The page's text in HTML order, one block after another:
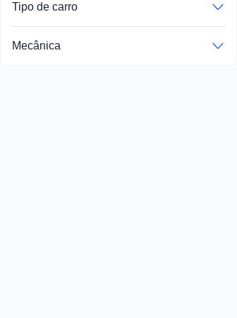
Tipo de carro
Mecânica